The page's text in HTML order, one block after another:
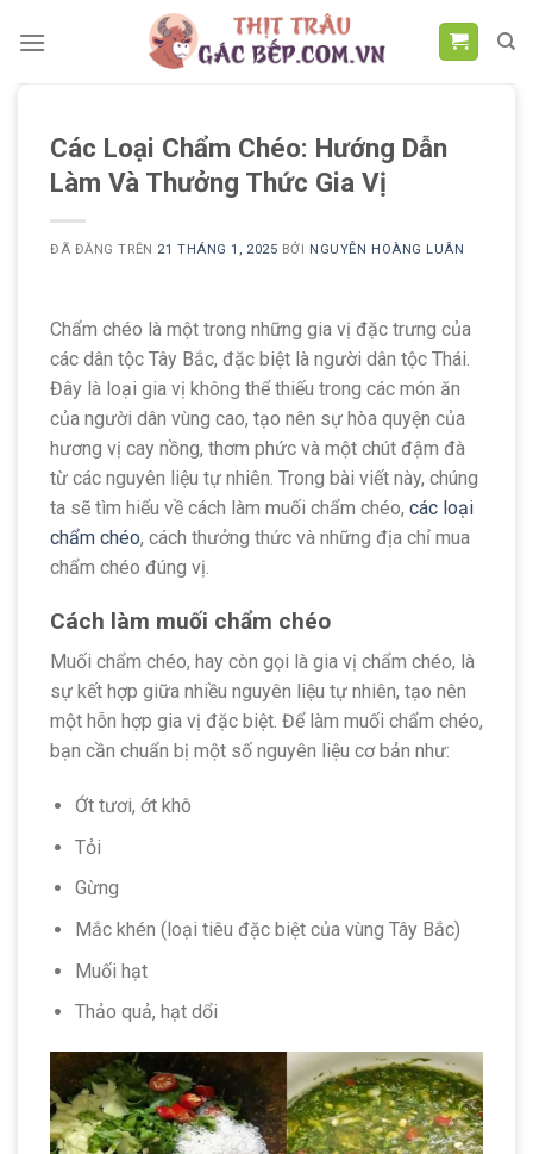
đến
Các Loại Chẩm Chéo: Hướng Dẫn
Làm Và Thưởng Thức Gia Vị
ĐÃ ĐĂNG TRÊN 21 THÁNG 1, 2025 BỞI NGUYỄN HOÀNG LUÂN
Chẩm chéo là một trong những gia vị đặc trưng của
các dân tộc Tây Bắc, đặc biệt là người dân tộc Thái.
Đây là loại gia vị không thể thiếu trong các món ăn
của người dân vùng cao, tạo nên sự hòa quyện của
hương vị cay nồng, thơm phức và một chút đậm đà
từ các nguyên liệu tự nhiên. Trong bài viết này, chúng
ta sẽ tìm hiểu về cách làm muối chẩm chéo, các loại
chẩm chéo, cách thưởng thức và những địa chỉ mua
chẩm chéo đúng vị.
Cách làm muối chẩm chéo
Muối chẩm chéo, hay còn gọi là gia vị chẩm chéo, là
sự kết hợp giữa nhiều nguyên liệu tự nhiên, tạo nên
một hỗn hợp gia vị đặc biệt. Để làm muối chẩm chéo,
bạn cần chuẩn bị một số nguyên liệu cơ bản như:
Ớt tươi, ớt khô
Tỏi
Gừng
Mắc khén (loại tiêu đặc biệt của vùng Tây Bắc)
Muối hạt
Thảo quả, hạt dổi